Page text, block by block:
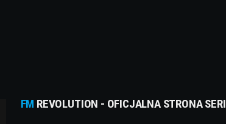
FM REVOLUTION - OFICJALNA STRONA